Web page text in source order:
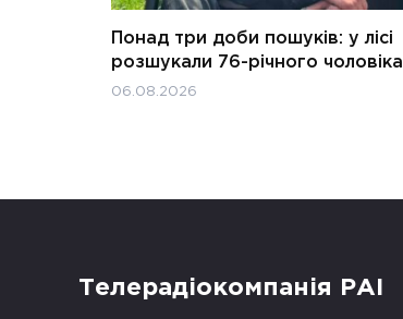
Понад три доби пошуків: у лісі
розшукали 76-річного чоловіка
06.08.2026
Телерадіокомпанія РАІ